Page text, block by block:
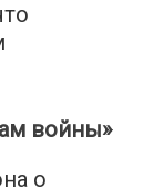
войны»
о